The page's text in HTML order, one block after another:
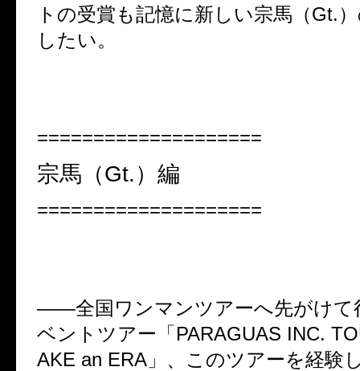
トの受賞も記憶に新しい宗馬（Gt.
したい。
====================
宗馬（Gt.）編
====================
――全国ワンマンツアーへ先がけて
ベントツアー「PARAGUAS INC.
AKE an ERA」、このツアーを経験